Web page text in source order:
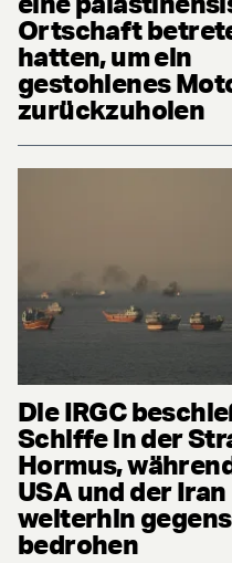
Ortschaft
hatten, um ein
gestohlenes
zurückzuholen
Die IRGC
Schiffe in der
Hormus,
USA und der Iran
weiterhin
bedrohen